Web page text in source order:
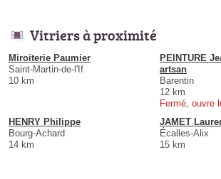
Vitriers à proximité
Miroiterie Paumier
Saint-Martin-de-l'If
10 km
PEINTURE
artsan
Barentin
12 km
Fermé, ouvre
HENRY Philippe
Bourg-Achard
14 km
JAMET
Écalles-Alix
15 km